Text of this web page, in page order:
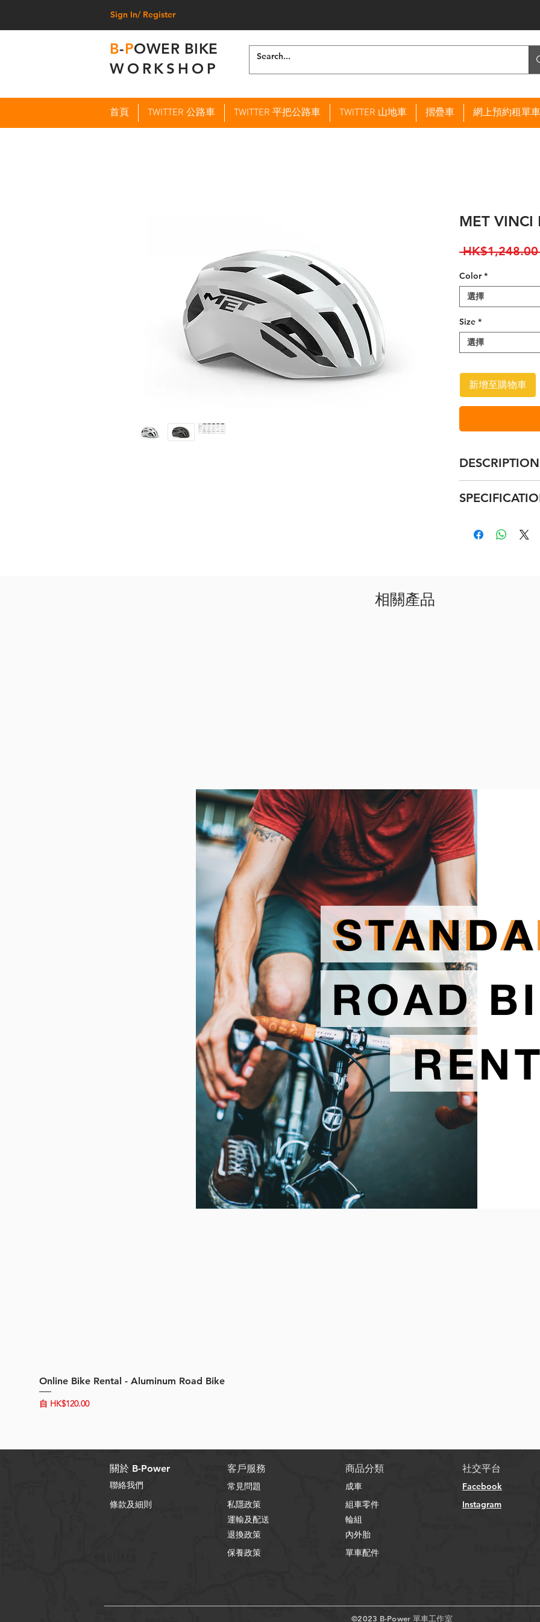
Sign In/ Register
B-POWER BIKE
WORKSHOP
首頁 TWITTER 公路車 TWITTER 平把公路車 TWITTER 山地車 摺疊車 網上預約租單車
MET VINCI
Color *
選擇
Size *
選擇
新增至購物車
DESCRIPTION
Inspired by our
exceeds the
MIPS-C2®
相關產品
Online Bike Rental - Aluminum Road Bike
自 HK$120.00
促銷價格
關於 B-Power 客戶服務 ​商品分類 社交平台
聯絡我們
常見問題
條款及細則
私隱政策
運輸及配送
退換政策
保養政策
成車
組車零件
輪組
內外胎
單車配件
Facebook
Instagram
©2023 B-Power 單車工作室